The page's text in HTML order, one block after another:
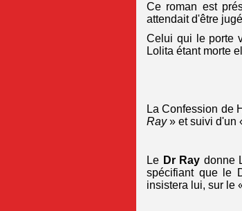
Ce roman est
attendait d'être
Celui qui le porte
Lolita étant morte
La Confession de
Ray» et suivi d'un
Le Dr Ray donne
spécifiant que le
insistera lui, sur le